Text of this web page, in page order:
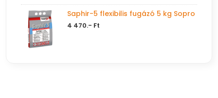
Saphir-5 flexibilis fugázó 5 kg Sopro
4 470.- Ft